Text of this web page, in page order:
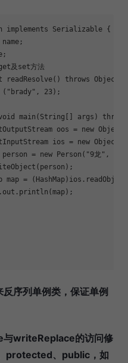
implements Serializable {
及set方法
readResolve() throws
( "brady" , 23 );
main (String[] args) throws
oos = new
ios = new
= new Person( "9龙" ,
序列单例类，保证单例
writeReplace的访问修
protected、public，如